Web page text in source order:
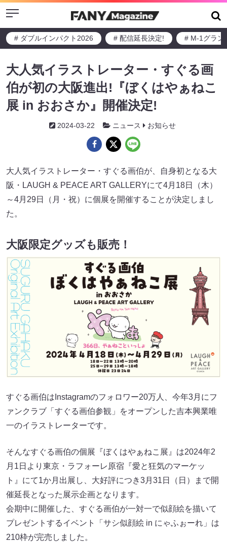
Menu
# ダブルインパクト2026 # 配信延長決定! # M-1グラン
大人気イラストレーター・すぐる画
伯が初の大阪進出!『ぼくはやぁねこ
展 in おおさか』開催決定!
2024-03-22 ニュース お知らせ
大人気イラストレーター・すぐる画伯が、自身初となる大
阪・LAUGH & PEACE ART GALLERYにて4月18日（木）
～4月29日（月・祝）に個展を開催することが決定しまし
た。
大阪限定グッズも販売！
すぐる画伯はInstagramのフォロワー20万人、今年3月にフ
ァンクラブ「すぐる画伯参観」をオープンした吉本興業唯
一のイラストレーターです。
そんなすぐる画伯の個展『ぼくはやぁねこ展』は2024年2
月1日より東京・ラフォーレ原宿『愛と狂気のマーケッ
ト』にて1か月出展し、大好評につき3月31日（日）まで開
催延長となった展示企画となります。
会期中に開催した、すぐる画伯が一対一で似顔絵を描いて
プレゼントするイベント「サシ似顔絵 in にゃふぉーれ」は
210枠が完売しました。